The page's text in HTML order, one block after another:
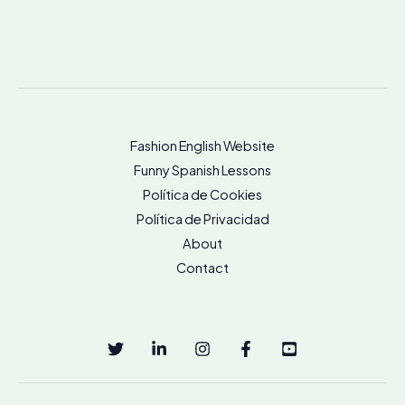
Fashion English Website
Funny Spanish Lessons
Política de Cookies
Política de Privacidad
About
Contact